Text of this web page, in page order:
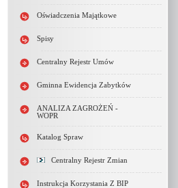
Oświadczenia Majątkowe
Spisy
Centralny Rejestr Umów
Gminna Ewidencja Zabytków
ANALIZA ZAGROŻEŃ -
WOPR
Katalog Spraw
Centralny Rejestr Zmian
Instrukcja Korzystania Z BIP